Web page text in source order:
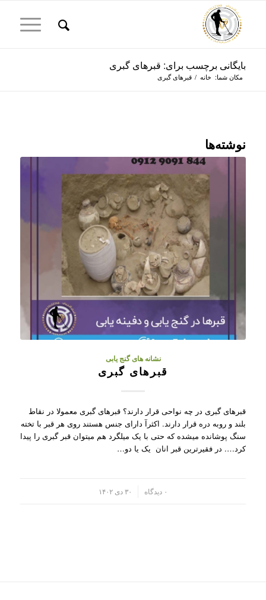
بایگانی برچسب برای: قبرهای گبری
مکان شما: خانه / قبرهای گبری
نوشته‌ها
نشانه های گنج یابی
قبرهای گبری
قبرهای گبری در چه نواحی قرار دارند؟ قبرهای گبری معمولا در نقاط
بلند و روبه دره قرار دارند. اکثرآ دارای جنس هستند روی هر قبر با تخته
سنگ پوشانده میشده که حتی با یک میلگرد هم میتوان قبر گبری را پیدا
کرد…. در فقیرترین قبر انان یک یا دو…
۰ دیدگاه ۳۰ دی ۱۴۰۲